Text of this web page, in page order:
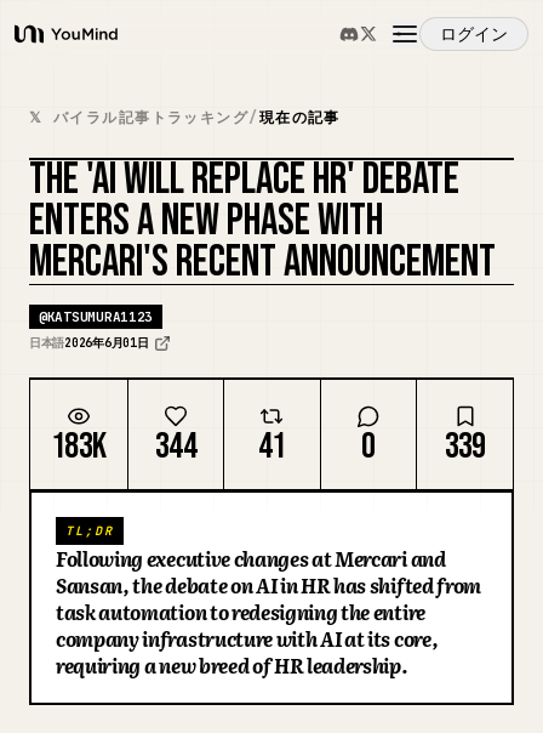
YouMind
ログイン
概要
ユースケース
スキル
プロンプト
ダウンロード
ブログ
更新情報
𝕏 バイラル記事トラッキング/現在の記事
THE 'AI WILL REPLACE HR' DEBATE
ENTERS A NEW PHASE WITH
MERCARI'S RECENT ANNOUNCEMENT
@KATSUMURA1123
日本語2026年6月01日
183K 344 41 0 339
TL;DR
Following executive changes at Mercari and
Sansan, the debate on AI in HR has shifted from
task automation to redesigning the entire
company infrastructure with AI at its core,
requiring a new breed of HR leadership.